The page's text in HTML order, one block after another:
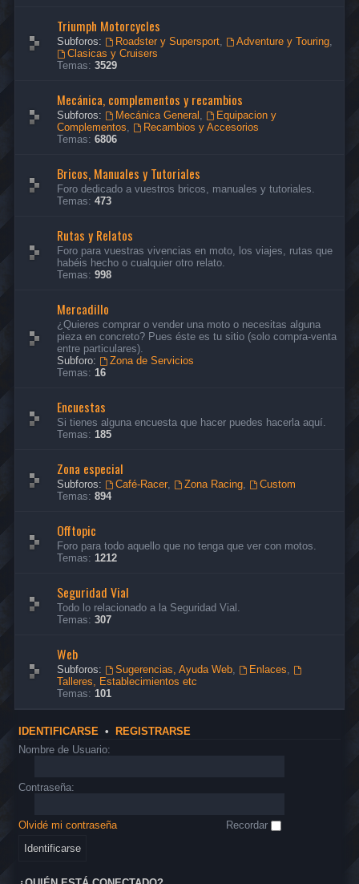
Triumph Motorcycles
Subforos: Roadster y Supersport, Adventure y Touring,
Clasicas y Cruisers
Temas: 3529
Mecánica, complementos y recambios
Subforos: Mecánica General ,
Equipacion y
Complementos,
Recambios y Accesorios
Temas: 6806
Bricos, Manuales y Tutoriales
Foro dedicado a vuestros bricos, manuales y tutoriales.
Temas: 473
Rutas y Relatos
Foro para vuestras vivencias en moto, los viajes, rutas que
habéis hecho o cualquier otro relato.
Temas: 998
Mercadillo
¿Quieres comprar o vender una moto o necesitas alguna
pieza en concreto? Pues éste es tu sitio (solo compra-venta
entre particulares).
Subforo:
Zona de Servicios
Temas: 16
Encuestas
Si tienes alguna encuesta que hacer puedes hacerla aquí.
Temas: 185
Zona especial
Subforos: Café-Racer, Zona Racing,
Custom
Temas: 894
Offtopic
Foro para todo aquello que no tenga que ver con motos.
Temas: 1212
Seguridad Vial
Todo lo relacionado a la Seguridad Vial.
Temas: 307
Web
Subforos: Sugerencias, Ayuda Web, Enlaces,
Talleres, Establecimientos etc
Temas: 101
IDENTIFICARSE • REGISTRARSE
Nombre de Usuario:
Contraseña:
Olvidé mi contraseña Recordar